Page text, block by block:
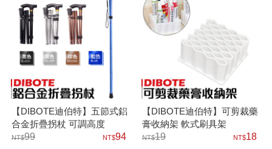
【DIBOTE迪伯特】五節式鋁
合金折疊拐杖 可調高度
99
94
【DIBOTE迪伯特】可剪裁藥
膏收納架 軟式刷具架
19
18